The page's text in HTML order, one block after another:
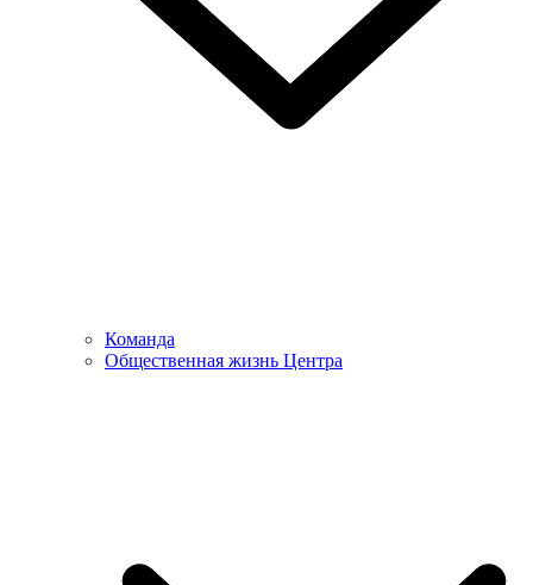
Команда
Общественная жизнь Центра